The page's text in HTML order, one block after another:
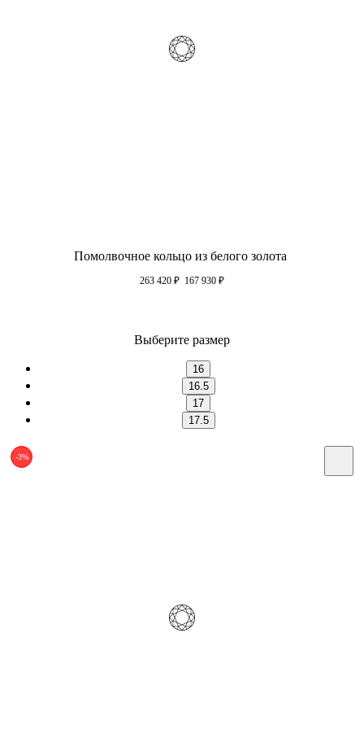
Помолвочное кольцо из белого золота
263 420 ₽ 167 930 ₽
Выберите размер
16
16.5
17
17.5
-3%